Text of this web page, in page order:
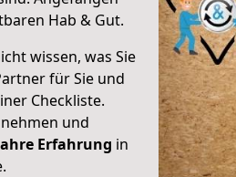
Hab & Gut.
wissen, was Sie
für Sie und
Checkliste.
und
Erfahrung in